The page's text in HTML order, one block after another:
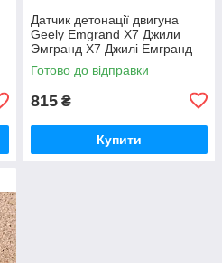
Датчик детонації двигуна
Geely Emgrand X7 Джили
Эмгранд Х7 Джилі Емгранд
Х7
Готово до відправки
815 ₴
Купити